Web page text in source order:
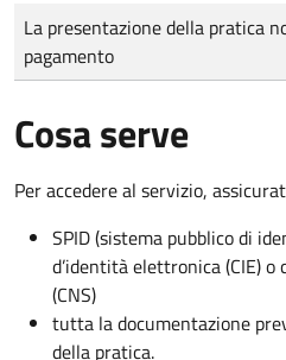
Tipo di pagamento
Importo
La presentazione della pratica
pagamento
Cosa serve
Per accedere al servizio,
SPID (sistema pubblico di
d’identità elettronica (CIE)
(CNS)
tutta la documentazione
della pratica.